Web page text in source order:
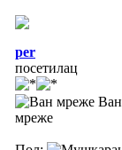
per
посетилац
Ван
мреже